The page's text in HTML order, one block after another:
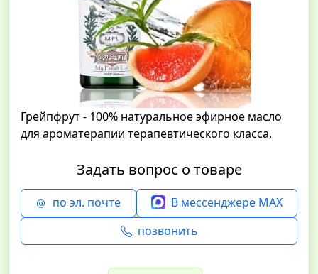
Грейпфрут - 100% натуральное эфирное масло
для ароматерапии терапевтического класса.
Задать вопрос о товаре
по эл. почте
В мессенджере MAX
позвонить